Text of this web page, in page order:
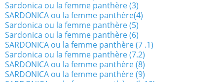
Sardonica ou la femme panthère (3)
SARDONICA ou la femme panthère(4)
Sardonica ou la femme panthère (5)
Sardonica ou la femme panthère (6)
SARDONICA ou la femme panthère (7 .1)
Sardonica ou la femme panthère (7.2)
SARDONICA ou la femme panthère (8)
SARDONICA ou la femme panthère (9)